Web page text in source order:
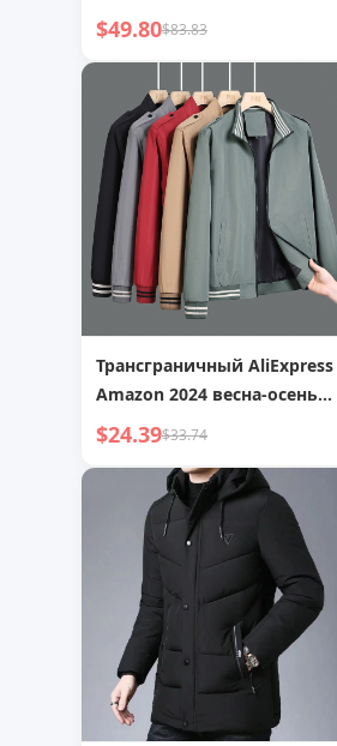
зиму с отложным
воротником, утолщенный,
$49.80$83.83
Трансграничный AliExpress
Amazon 2024 весна-осень
Европейская и
американская мужская
хлопковая куртка
большого размера,
повседневная рабочая
$24.39$33.74